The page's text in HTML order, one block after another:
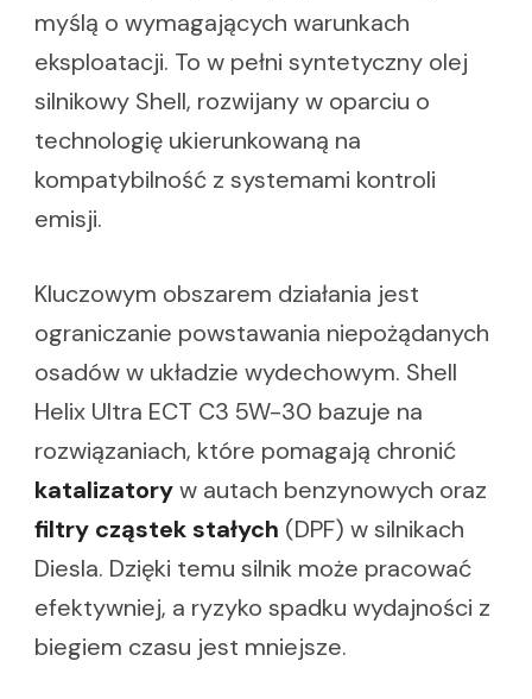
myślą o wymagających warunkach
eksploatacji. To w pełni syntetyczny olej
silnikowy Shell, rozwijany w oparciu o
technologię ukierunkowaną na
kompatybilność z systemami kontroli
emisji.
Kluczowym obszarem działania jest
ograniczanie powstawania niepożądanych
osadów w układzie wydechowym. Shell
Helix Ultra ECT C3 5W-30 bazuje na
rozwiązaniach, które pomagają chronić
katalizatoryw autach benzynowych oraz
filtry cząstek stałych (DPF) w silnikach
Diesla. Dzięki temu silnik może pracować
efektywniej, a ryzyko spadku wydajności z
biegiem czasu jest mniejsze.